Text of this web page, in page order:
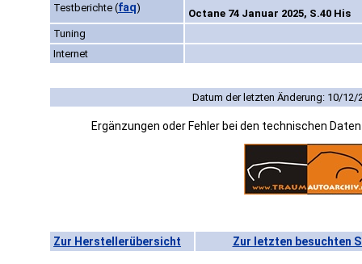
Testberichte (faq)
Octane 74 Januar 2025, S.40 His
Tuning
Internet
Datum der letzten Änderung: 10/12/
Ergänzungen oder Fehler bei den technischen
Zur Herstellerübersicht Zur letzten besuchten